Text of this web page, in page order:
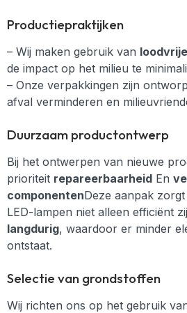
Productiepraktijken
– Wij maken gebruik van
de impact op het milieu te
– Onze verpakkingen zijn
afval verminderen en
Duurzaam productontwerp
Bij het ontwerpen van nieuwe
prioriteit repareerbaarheid En
componentenDeze aanpak
LED-lampen niet alleen efficiënt
langdurig, waardoor er minder
ontstaat.
Selectie van grondstoffen
Wij richten ons op het gebruik